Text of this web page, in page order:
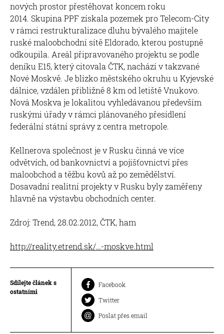
nových prostor přestěhovat koncem roku
2014. Skupina PPF získala pozemek pro Telecom-City
v rámci restrukturalizace dluhu bývalého majitele
ruské maloobchodní sítě Eldorado, kterou postupně
odkoupila. Areál připravovaného projektu se podle
deníku E15, který citovala ČTK, nachází v takzvané
Nové Moskvě. Je blízko městského okruhu u Kyjevské
dálnice, vzdálen přibližně 8 km od letiště Vnukovo.
Nová Moskva je lokalitou vyhledávanou především
ruskými úřady v rámci plánovaného přesídlení
federální státní správy z centra metropole.
Kellnerova společnost je v Rusku činná ve více
odvětvích, od bankovnictví a pojišťovnictví přes
maloobchod a těžbu kovů až po zemědělství.
Dosavadní realitní projekty v Rusku byly zaměřeny
hlavně na výstavbu obchodních center.
Zdroj: Trend, 28.02.2012, ČTK, ham
http://reality.etrend.sk/…-moskve.html
Sdílejte článek s
ostatními
Facebook
Twitter
Poslat přes email